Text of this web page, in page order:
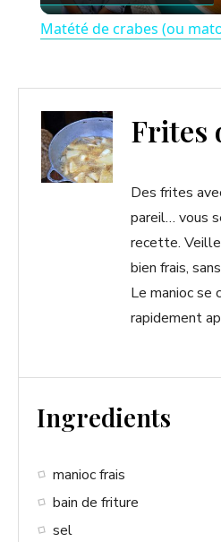
i
d
e
o
Matété de crabes (ou
Frites
Des frites
pareil… vous
recette.
bien frais,
Le manioc se
rapidement
Ingredients
manioc frais
bain de friture
sel